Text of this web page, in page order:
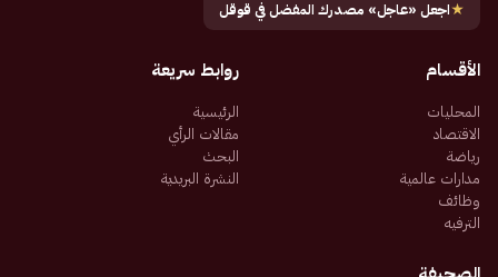
★اجعل «عاجل» مصدرك المفضل في قوقل
الأقسام
المحليات
الاقتصاد
رياضة
مدارات عالمية
وظائف
الترفيه
روابط سريعة
الرئيسية
مقالات الرأي
البحث
النشرة البريدية